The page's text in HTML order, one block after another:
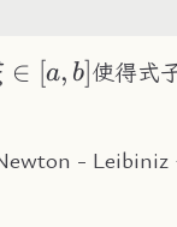
∈ [a, b]使得式
- Leibiniz